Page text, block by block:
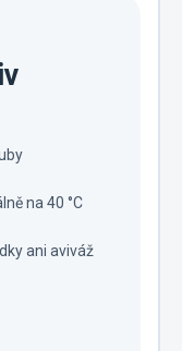
na 40 °C
ani aviváž